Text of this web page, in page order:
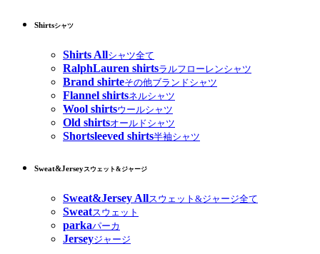
Shirtsシャツ
Shirts Allシャツ全て
RalphLauren shirtsラルフローレンシャツ
Brand shirteその他ブランドシャツ
Flannel shirtsネルシャツ
Wool shirtsウールシャツ
Old shirtsオールドシャツ
Shortsleeved shirts半袖シャツ
Sweat&Jerseyスウェット&ジャージ
Sweat&Jersey Allスウェット&ジャージ全て
Sweatスウェット
parkaパーカ
Jerseyジャージ